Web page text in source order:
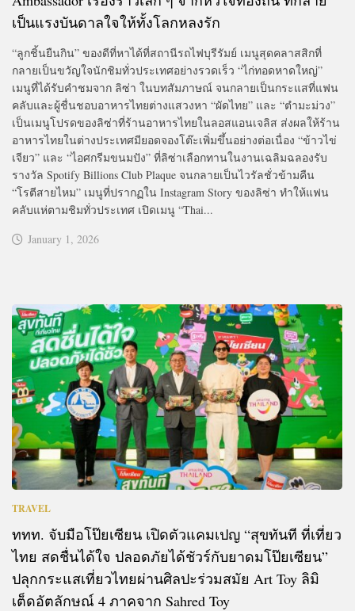
เป็นแรงบันดาลใจให้ทั้งโลกหลงรัก
“ลูกชิ้นยืนกิน” ของดีที่หาได้ที่สถานีรถไฟบุรีรัมย์ เมนูสุดคลาสสิกที่
กลายเป็นขวัญใจนักชิมทั่วประเทศอย่างรวดเร็ว “ไก่ทอดหาดใหญ่”
เมนูที่ได้รับคำชมจาก ลิซ่า ในบทสัมภาษณ์ จนกลายเป็นกระแสที่แฟน
คลับและผู้ชื่นชอบอาหารไทยต่างแสวงหา “ผัดไทย” และ “ตำมะม่วง”
เป็นเมนูโปรดของลิซ่าที่ร้านอาหารไทยในลอสแอนเจลิส ส่งผลให้ร้าน
อาหารไทยในต่างประเทศมียอดจองโต๊ะเพิ่มขึ้นอย่างต่อเนื่อง “ข้าวไข่
เจียว” และ “ไอศกรีมขนมปัง” ที่ลิซ่าเลือกทานในงานเฉลิมฉลองรับ
รางวัล Spotify Billions Club Plaque จนกลายเป็นไวรัลชั่วข้ามคืน
“โรตีสายไหม” เมนูที่ปรากฏใน Instagram Story ของลิซ่า ทำให้แฟน
คลับแห่ตามชิมทั่วประเทศ เปิดเมนู “Thai...
January 1, 2026
TRAVEL
ททท. จับมือโป๊ยเซียน เปิดตัวแคมเปญ “สุขทันที ที่เที่ยว
ไทย สดชื่นได้ใจ ปลอดภัยได้ชัวร์กับยาดมโป๊ยเซียน”
ปลุกกระแสเที่ยวไทยผ่านศิลปะร่วมสมัย Art Toy ลิมิ
เต็ดอัตลักษณ์ 4 ภาคจาก Sahred Toy